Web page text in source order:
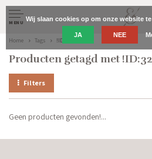
MENU
Home Tags !ID:32069938
Producten getagd met
Filters
Geen producten gevonden!...
Wij slaan cookies op om onze website
JA NEE